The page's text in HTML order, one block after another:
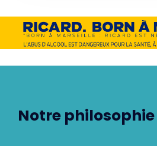
Notre philosophie